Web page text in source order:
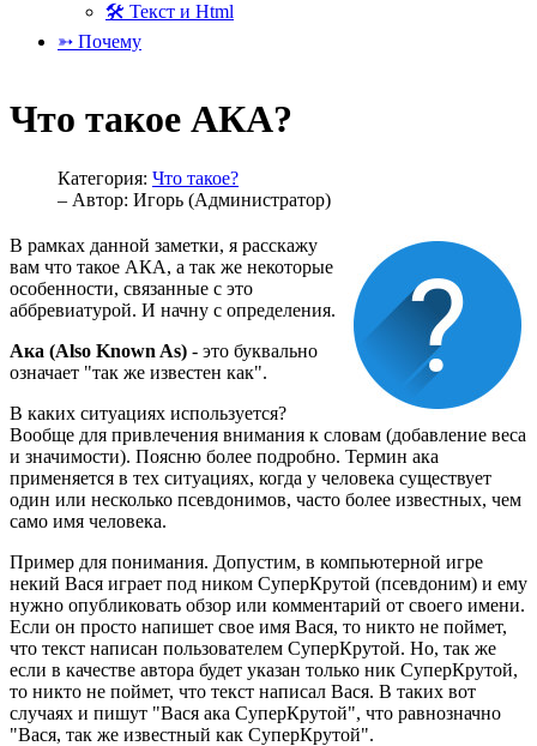
🛠 Текст и Html
➳ Почему
Что такое АКА?
Категория: Что такое?
– Автор: Игорь (Администратор)
В рамках данной заметки, я расскажу
вам что такое АКА, а так же некоторые
особенности, связанные с это
аббревиатурой. И начну с определения.
Ака (Also Known As) - это буквально
означает "так же известен как".
В каких ситуациях используется?
Вообще для привлечения внимания к словам (добавление веса
и значимости). Поясню более подробно. Термин ака
применяется в тех ситуациях, когда у человека существует
один или несколько псевдонимов, часто более известных, чем
само имя человека.
Пример для понимания. Допустим, в компьютерной игре
некий Вася играет под ником СуперКрутой (псевдоним) и ему
нужно опубликовать обзор или комментарий от своего имени.
Если он просто напишет свое имя Вася, то никто не поймет,
что текст написан пользователем СуперКрутой. Но, так же
если в качестве автора будет указан только ник СуперКрутой,
то никто не поймет, что текст написал Вася. В таких вот
случаях и пишут "Вася ака СуперКрутой", что равнозначно
"Вася, так же известный как СуперКрутой".